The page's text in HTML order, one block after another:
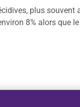
plus souvent
8% alors que